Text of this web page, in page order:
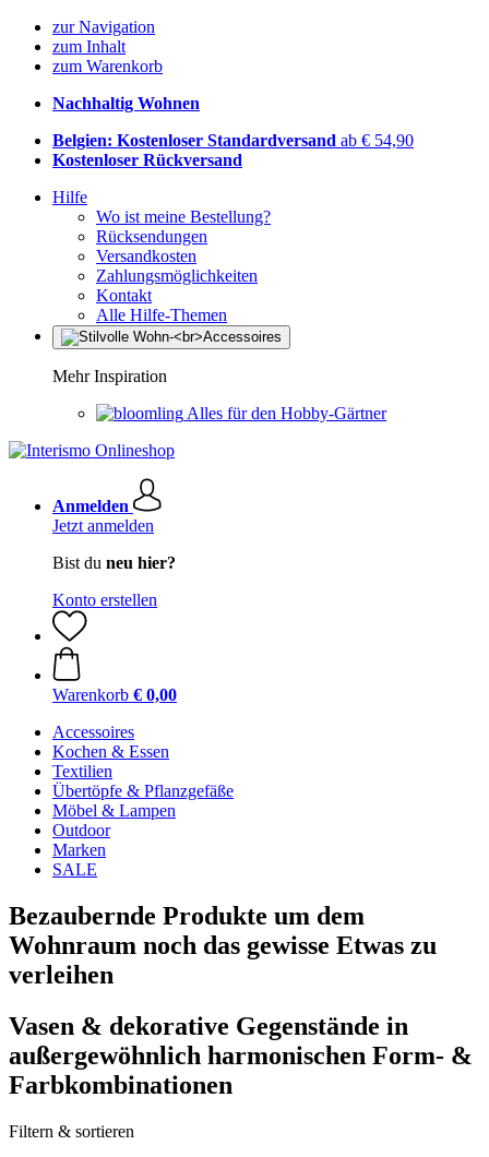
zur Navigation
zum Inhalt
zum Warenkorb
Nachhaltig Wohnen
Belgien: Kostenloser Standardversand ab € 54,90
Kostenloser Rückversand
Hilfe
Wo ist meine Bestellung?
Rücksendungen
Versandkosten
Zahlungsmöglichkeiten
Kontakt
Alle Hilfe-Themen
Mehr Inspiration
Alles für den Hobby-Gärtner
Anmelden
Jetzt anmelden
Bist du neu hier?
Konto erstellen
Warenkorb € 0,00
Accessoires
Kochen & Essen
Textilien
Übertöpfe & Pflanzgefäße
Möbel & Lampen
Outdoor
Marken
SALE
Bezaubernde Produkte um dem
Wohnraum noch das gewisse Etwas zu
verleihen
Vasen & dekorative Gegenstände in
außergewöhnlich harmonischen Form- &
Farbkombinationen
Filtern & sortieren